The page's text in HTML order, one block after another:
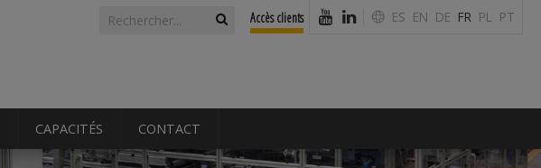
Formulaire de
recherche
Rechercher Accès clients ES EN DE FR PL PT
CAPACITÉS CONTACT